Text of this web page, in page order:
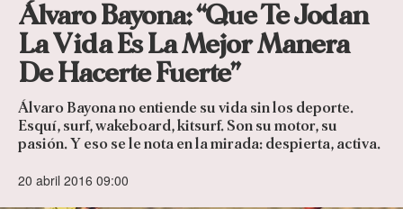
Álvaro Bayona: “Que Te Jodan
La Vida Es La Mejor Manera
De Hacerte Fuerte”
Álvaro Bayona no entiende su vida sin los deporte.
Esquí, surf, wakeboard, kitsurf. Son su motor, su
pasión. Y eso se le nota en la mirada: despierta, activa.
20 abril 2016 09:00